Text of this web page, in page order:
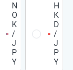
N
O
K
/
J
P
Y
H
K
D
/
J
P
Y